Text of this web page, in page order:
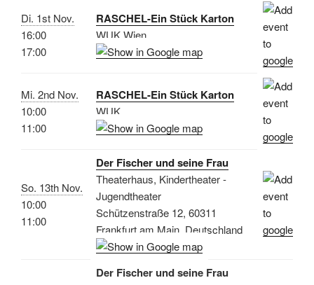
Di. 1st Nov.
16:00
17:00
RASCHEL-Ein Stück Karton
WUK Wien
Mi. 2nd Nov.
10:00
11:00
RASCHEL-Ein Stück Karton
WUK
So. 13th Nov.
10:00
11:00
Der Fischer und seine Frau
Theaterhaus, Kindertheater -
Jugendtheater
Schützenstraße 12, 60311
Frankfurt am Main, Deutschland
Der Fischer und seine Frau